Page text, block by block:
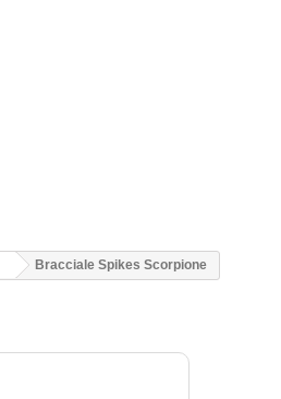
Bracciale Spikes Scorpione